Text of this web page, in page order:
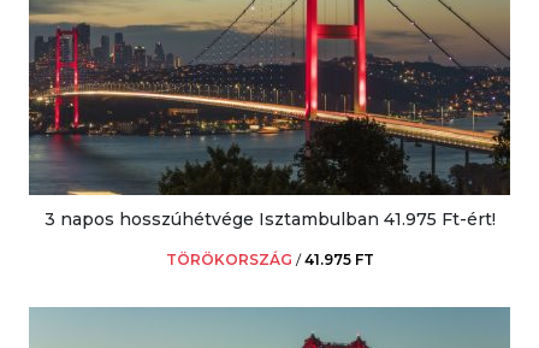
3 napos hosszúhétvége Isztambulban 41.975 Ft-ért!
TÖRÖKORSZÁG /41.975 FT